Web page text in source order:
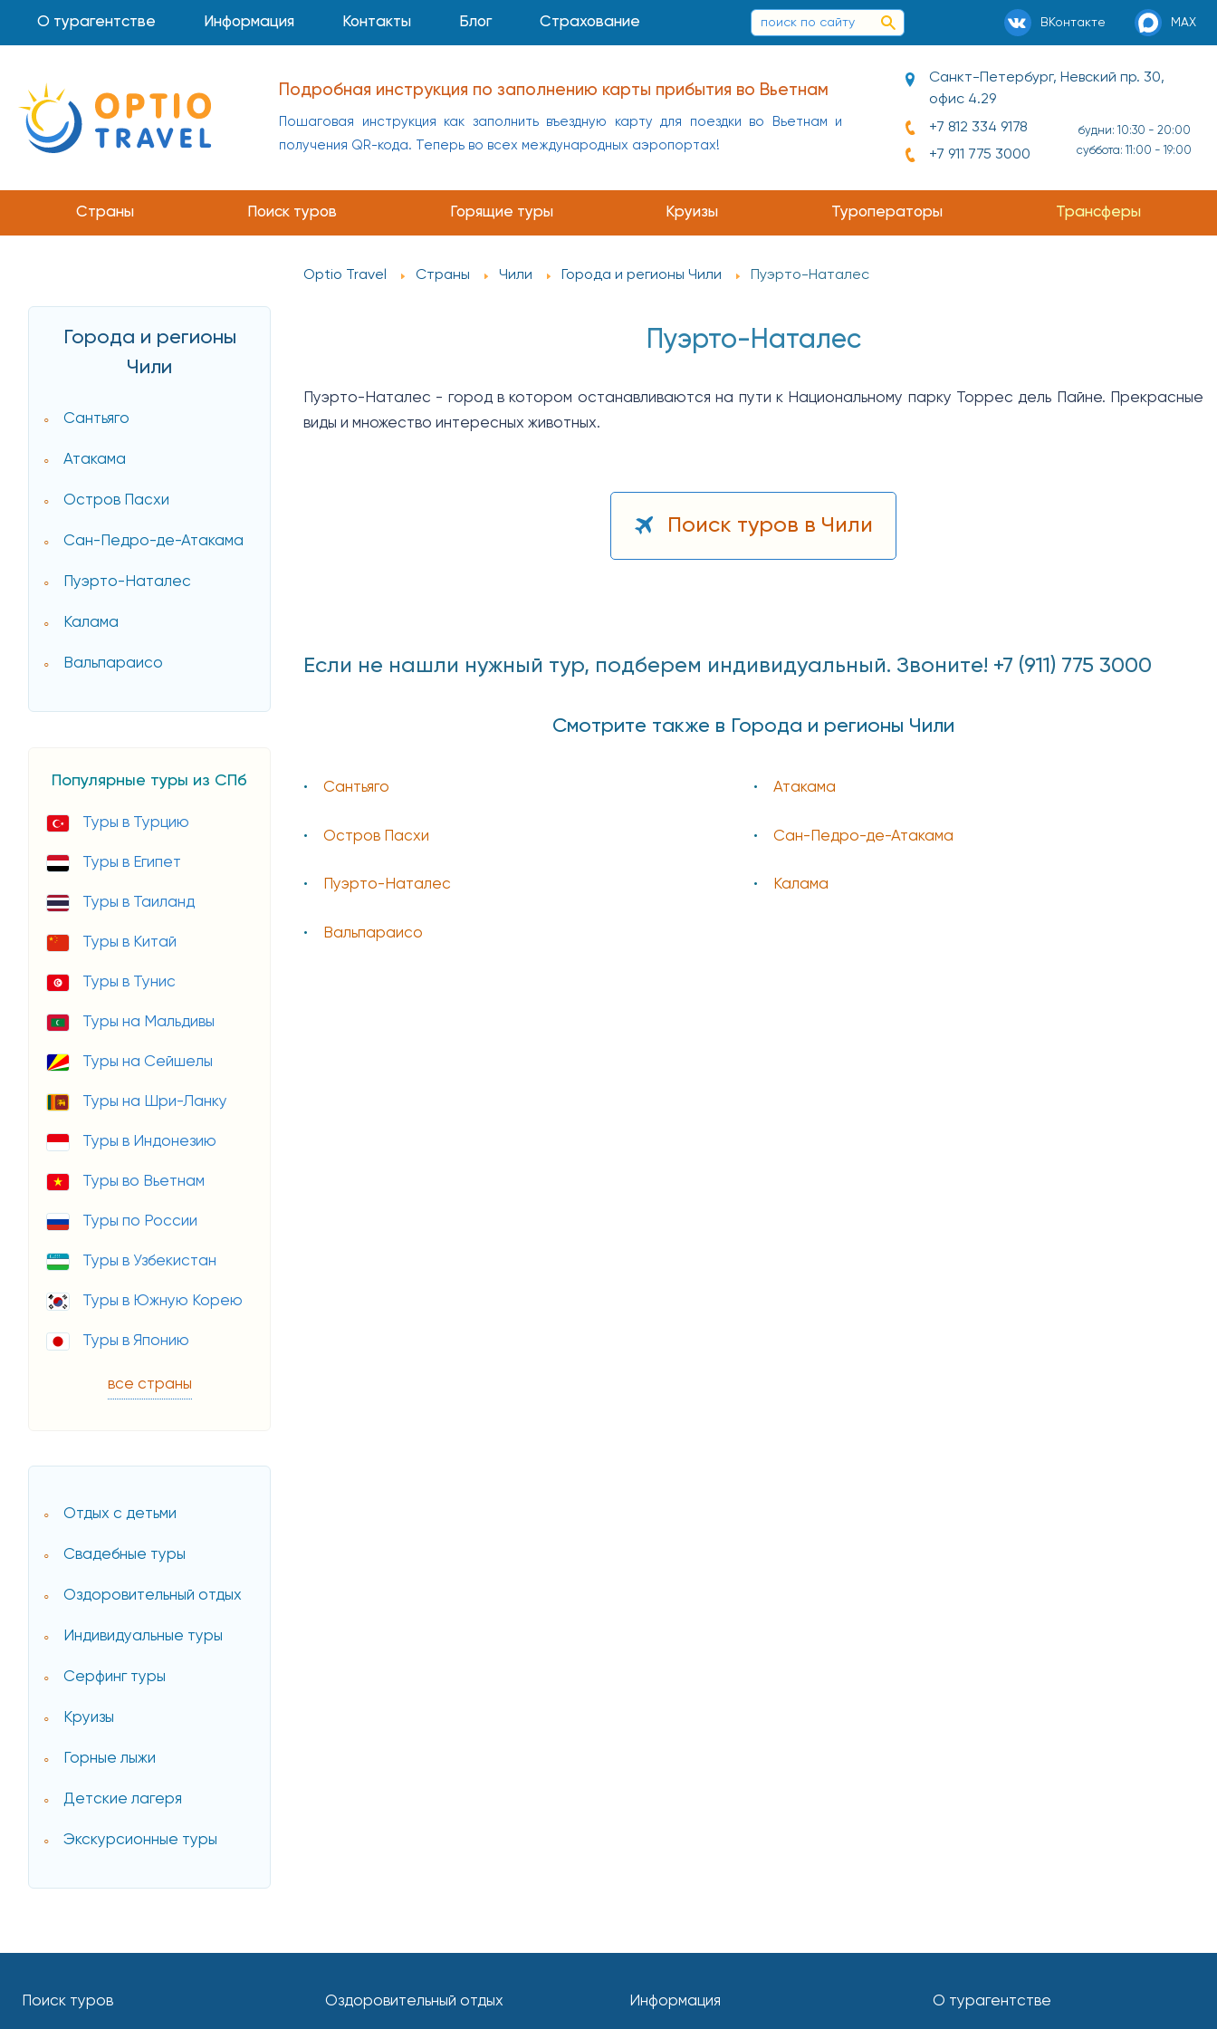
О турагентстве Информация Контакты Блог Страхование ВКонтакте MAX
Подробная инструкция по заполнению карты прибытия во Вьетнам
Пошаговая инструкция как заполнить въездную карту для поездки во Вьетнам и
получения QR-кода. Теперь во всех международных аэропортах!
Санкт-Петербург, Невский пр. 30,
офис 4.29
+7 812 334 9178
+7 911 775 3000
будни: 10:30 - 20:00
суббота: 11:00 - 19:00
Страны Поиск туров Горящие туры Круизы Туроператоры Трансферы
Города и регионы
Чили
Сантьяго
Атакама
Остров Пасхи
Сан-Педро-де-Атакама
Пуэрто-Наталес
Калама
Вальпараисо
Популярные туры из СПб
Туры в Турцию
Туры в Египет
Туры в Таиланд
Туры в Китай
Туры в Тунис
Туры на Мальдивы
Туры на Сейшелы
Туры на Шри-Ланку
Туры в Индонезию
Туры во Вьетнам
Туры по России
Туры в Узбекистан
Туры в Южную Корею
Туры в Японию
все страны
Отдых с детьми
Свадебные туры
Оздоровительный отдых
Индивидуальные туры
Серфинг туры
Круизы
Горные лыжи
Детские лагеря
Экскурсионные туры
Optio Travel Страны Чили Города и регионы Чили Пуэрто-Наталес
Пуэрто-Наталес
Пуэрто-Наталес - город в котором останавливаются на пути к Национальному парку Торрес дель Пайне. Прекрасные
виды и множество интересных животных.
Поиск туров в Чили
Если не нашли нужный тур, подберем индивидуальный. Звоните! +7 (911) 775 3000
Смотрите также в Города и регионы Чили
Сантьяго Атакама
Остров Пасхи Сан-Педро-де-Атакама
Пуэрто-Наталес Калама
Вальпараисо
Поиск туров Оздоровительный отдых Информация О турагентстве